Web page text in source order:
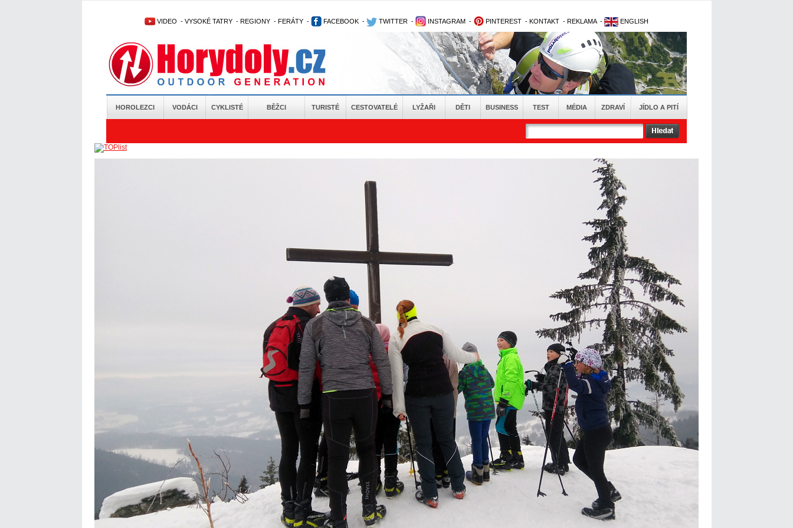
VIDEO - VYSOKÉ TATRY - REGIONY - FERÁTY - FACEBOOK - TWITTER - INSTAGRAM - PINTEREST - KONTAKT - REKLAMA - ENGLISH
HOROLEZCI VODÁCI CYKLISTÉ BĚŽCI TURISTÉ CESTOVATELÉ LYŽAŘI DĚTI BUSINESS TEST MÉDIA ZDRAVÍ JÍDLO A PITÍ